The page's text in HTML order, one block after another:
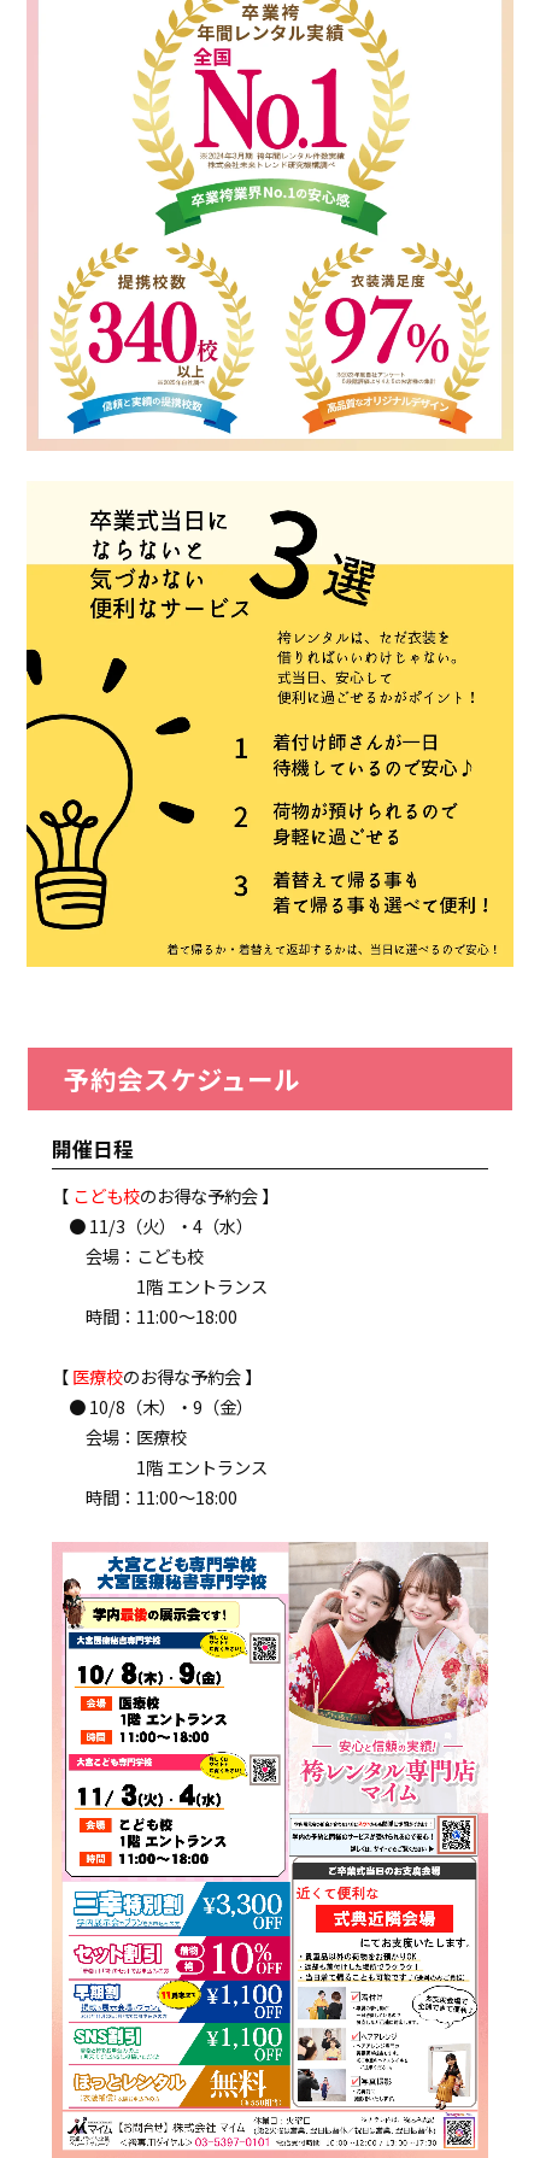
予約会スケジュール
開催日程
【 こども校のお得な予約会 】
● 11/3（火）・4（水）
会場：こども校
1階 エントランス
時間：11:00～18:00
【医療校のお得な予約会 】
● 10/8（木）・9（金）
会場：医療校
1階 エントランス
時間：11:00～18:00